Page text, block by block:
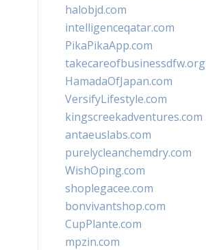
halobjd.com
intelligenceqatar.com
PikaPikaApp.com
takecareofbusinessdfw.org
HamadaOfJapan.com
VersifyLifestyle.com
kingscreekadventures.com
antaeuslabs.com
purelycleanchemdry.com
WishOping.com
shoplegacee.com
bonvivantshop.com
CupPlante.com
mpzin.com